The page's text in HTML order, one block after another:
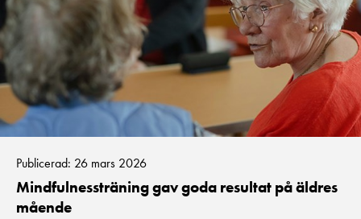
Publicerad: 26 mars 2026
Mindfulnessträning gav goda resultat på äldres
mående